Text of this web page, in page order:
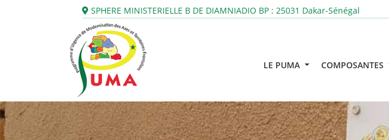
SPHERE MINISTERIELLE B DE DIAMNIADIO BP : 25031 Dakar-Sénégal
LE PUMA COMPOSANTES